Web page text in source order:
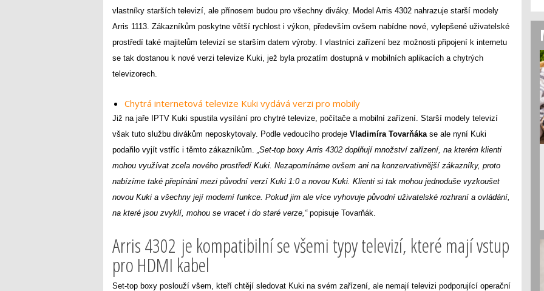
vlastníky starších televizí, ale přínosem budou pro všechny diváky. Model Arris 4302 nahrazuje starší modely
Arris 1113. Zákazníkům poskytne větší rychlost i výkon, především ovšem nabídne nové, vylepšené uživatelské
prostředí také majitelům televizí se starším datem výroby. I vlastníci zařízení bez možnosti připojení k internetu
se tak dostanou k nové verzi televize Kuki, jež byla prozatím dostupná v mobilních aplikacích a chytrých
televizorech.
Chytrá internetová televize Kuki vydává verzi pro mobily
Již na jaře IPTV Kuki spustila vysílání pro chytré televize, počítače a mobilní zařízení. Starší modely televizí
však tuto službu divákům neposkytovaly. Podle vedoucího prodeje Vladimíra Tovarňákase ale nyní Kuki
podařilo vyjít vstříc i těmto zákazníkům. „Set-top boxy Arris 4302 doplňují množství zařízení, na kterém klienti
mohou využívat zcela nového prostředí Kuki. Nezapomínáme ovšem ani na konzervativnější zákazníky, proto
nabízíme také přepínání mezi původní verzí Kuki 1:0 a novou Kuki. Klienti si tak mohou jednoduše vyzkoušet
novou Kuki a všechny její moderní funkce. Pokud jim ale více vyhovuje původní uživatelské rozhraní a ovládání,
na které jsou zvyklí, mohou se vracet i do staré verze,“popisuje Tovarňák.
Arris 4302 je kompatibilní se všemi typy televizí, které mají vstup
pro HDMI kabel
Set-top boxy poslouží všem, kteří chtějí sledovat Kuki na svém zařízení, ale nemají televizi podporující operační